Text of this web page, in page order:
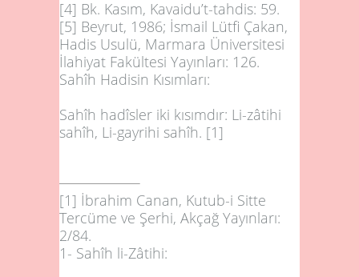
[4] Bk. Kasım, Kavaidu’t-tahdis: 59.
[5] Beyrut, 1986; İsmail Lütfi Çakan,
Hadis Usulü, Marmara Üniversitesi
İlahiyat Fakültesi Yayınları: 126.
Sahîh Hadisin Kısımları:
Sahîh hadîsler iki kısımdır: Li-zâtihi
sahîh, Li-gayrihi sahîh. [1]
[1] İbrahim Canan, Kutub-i Sitte
Tercüme ve Şerhi, Akçağ Yayınları:
2/84.
1- Sahîh li-Zâtihi: